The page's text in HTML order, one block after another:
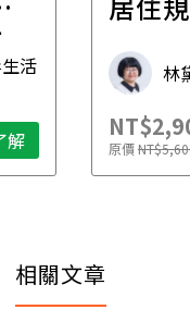
解
財
原價
相關文章